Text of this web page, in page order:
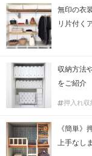
無印の衣
リ片付く
収納方法
をご紹介
押入れ収
《簡単》
上手なし